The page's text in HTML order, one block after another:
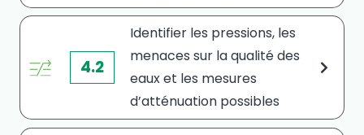
4.2
Identifier les pressions, les
menaces sur la qualité des
eaux et les mesures
d’atténuation possibles